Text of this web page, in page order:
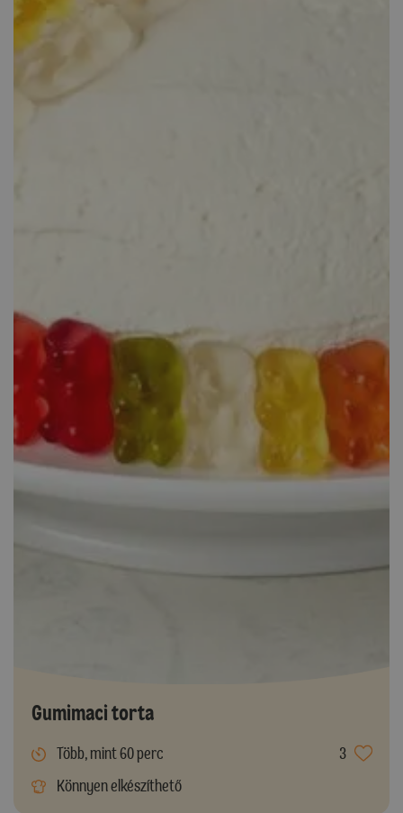
Gumimaci torta
Több, mint 60 perc
3
Könnyen elkészíthető